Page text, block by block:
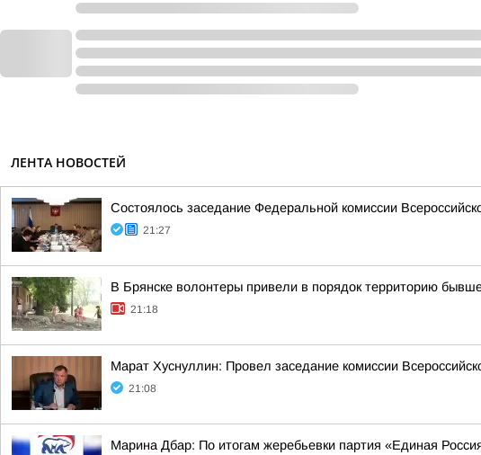
ЛЕНТА НОВОСТЕЙ
Состоялось заседание Федеральной комиссии
21:27
В Брянске волонтеры привели в порядок территорию
21:18
Марат Хуснуллин: Провел заседание комиссии
21:08
Марина Дбар: По итогам жеребьевки партия «Единая